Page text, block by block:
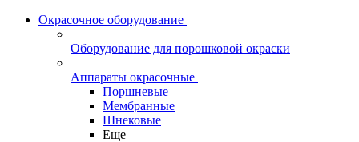
Окрасочное оборудование
Оборудование для порошковой окраски
Аппараты окрасочные
Поршневые
Мембранные
Шнековые
Еще